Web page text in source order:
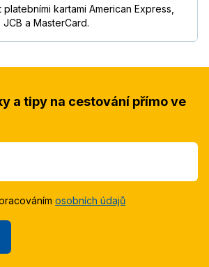
kartami American Express,
a MasterCard.
a tipy na cestování přímo ve
osobních údajů